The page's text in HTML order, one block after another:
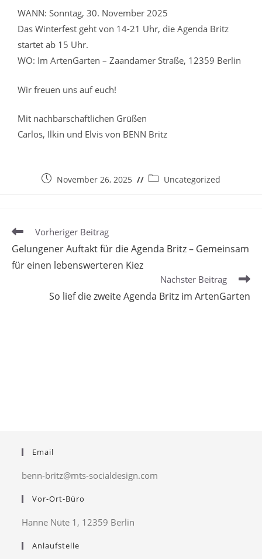
WANN: Sonntag, 30. November 2025
Das Winterfest geht von 14-21 Uhr, die Agenda Britz
startet ab 15 Uhr.
WO: Im ArtenGarten – Zaandamer Straße, 12359 Berlin
Wir freuen uns auf euch!
Mit nachbarschaftlichen Grüßen
Carlos, Ilkin und Elvis von BENN Britz
November 26, 2025 Uncategorized
Vorheriger Beitrag
Gelungener Auftakt für die Agenda Britz – Gemeinsam
für einen lebenswerteren Kiez
Nächster Beitrag
So lief die zweite Agenda Britz im ArtenGarten
Email
benn-britz@mts-socialdesign.com
Vor-Ort-Büro
Hanne Nüte 1, 12359 Berlin
Anlaufstelle